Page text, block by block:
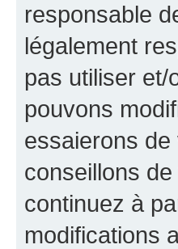
responsable
légalement
pas utiliser
pouvons
essaierons
conseillons
continuez à
modifications